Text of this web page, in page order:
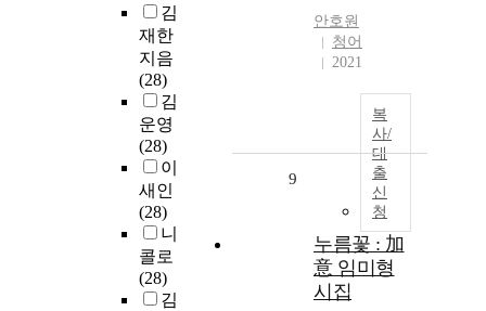
김
재한
지음
(28)
김
운영
(28)
이
새인
(28)
니
콜로
(28)
김
안호원
청어
2021
복
사/
대
출
신
청
9
누름꽃 : 加
意 임미형
시집